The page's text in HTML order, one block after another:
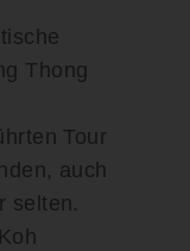
Thong
Tour
auch
selten.